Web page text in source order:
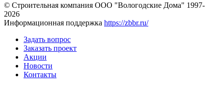
© Строительная компания ООО "Вологодские Дома" 1997-
2026
Информационная поддержка https://zbbr.ru/
Задать вопрос
Заказать проект
Акции
Новости
Контакты